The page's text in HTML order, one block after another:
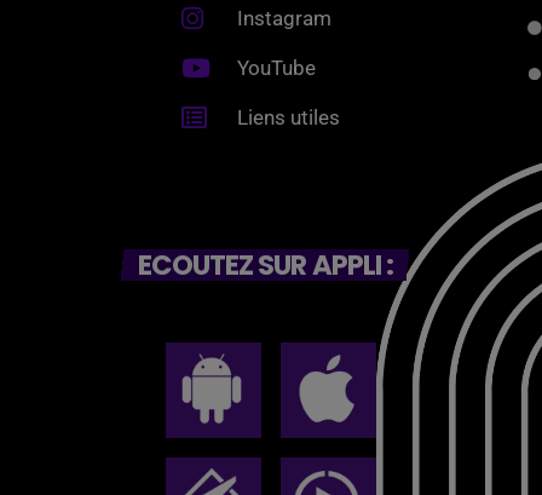
Instagram
YouTube
Liens utiles
ECOUTEZ SUR APPLI :